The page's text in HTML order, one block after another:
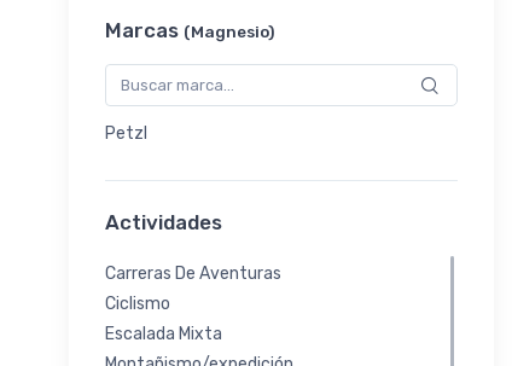
Magnesio
Guantes
Baterias
Marcas (Magnesio)
Petzl
Actividades
Carreras De Aventuras
Ciclismo
Escalada Mixta